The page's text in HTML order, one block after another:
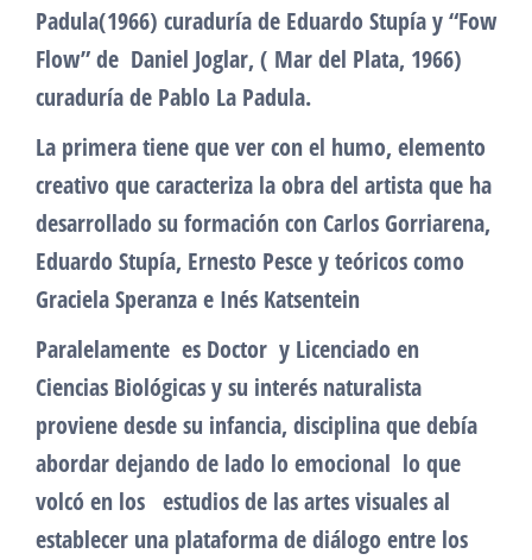
Padula(1966) curaduría de Eduardo Stupía y “Fow
Flow” de Daniel Joglar, ( Mar del Plata, 1966)
curaduría de Pablo La Padula.
La primera tiene que ver con el humo, elemento
creativo que caracteriza la obra del artista que ha
desarrollado su formación con Carlos Gorriarena,
Eduardo Stupía, Ernesto Pesce y teóricos como
Graciela Speranza e Inés Katsentein
Paralelamente es Doctor y Licenciado en
Ciencias Biológicas y su interés naturalista
proviene desde su infancia, disciplina que debía
abordar dejando de lado lo emocional lo que
volcó en los estudios de las artes visuales al
establecer una plataforma de diálogo entre los